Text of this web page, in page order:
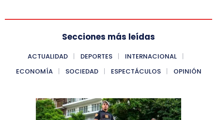
Secciones más leídas
ACTUALIDAD DEPORTES
INTERNACIONAL
ECONOMÍA
SOCIEDAD ESPECTÁCULOS OPINIÓN